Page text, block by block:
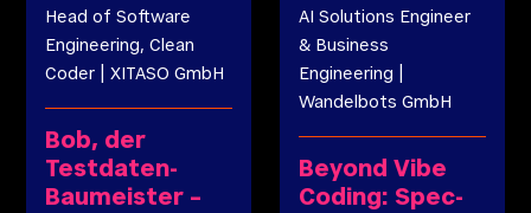
Head of Software
Engineering, Clean
Coder |XITASO GmbH
Bob, der
Testdaten-
Baumeister –
AI Solutions Engineer
& Business
Engineering
Wandelbots GmbH
Beyond Vibe
Coding: Spec-